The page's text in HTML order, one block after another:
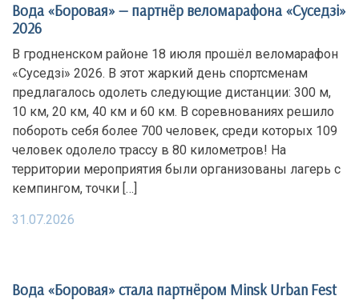
Вода «Боровая» — партнёр веломарафона «Суседзi»
2026
В гродненском районе 18 июля прошёл веломарафон
«Суседзi» 2026. В этот жаркий день спортсменам
предлагалось одолеть следующие дистанции: 300 м,
10 км, 20 км, 40 км и 60 км. В соревнованиях решило
побороть себя более 700 человек, среди которых 109
человек одолело трассу в 80 километров! На
территории мероприятия были организованы лагерь с
кемпингом, точки […]
31.07.2026
Вода «Боровая» стала партнёром Minsk Urban Fest